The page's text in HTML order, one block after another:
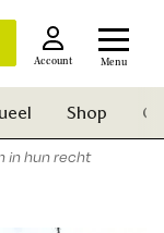
Account Menu
Shop
in hun recht